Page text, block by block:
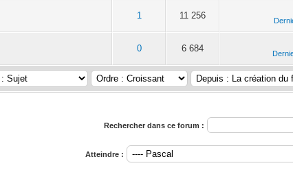
1 11 256
0 6 684
Rechercher dans ce forum :
Atteindre :